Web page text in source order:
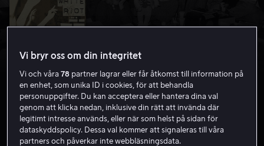
White Riot
Vi bryr oss om din integritet
Vi och våra78 partner lagrar eller får åtkomst till information på
en enhet, som unika ID i cookies, för att behandla
personuppgifter. Du kan acceptera eller hantera dina val
genom att klicka nedan, inklusive din rätt att invända där
legitimt intresse används, eller när som helst på sidan för
dataskyddspolicy. Dessa val kommer att signaleras till våra
partners och påverkar inte webbläsningsdata.